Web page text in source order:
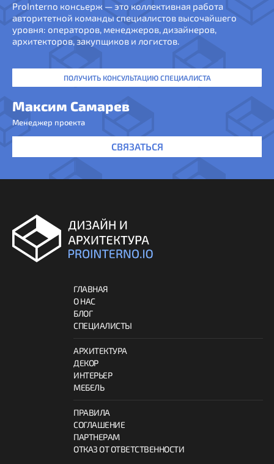
ProInterno консьерж — это коллективная работа
авторитетной команды специалистов высочайшего
уровня: операторов, менеджеров, дизайнеров,
архитекторов, закупщиков и логистов.
ПОЛУЧИТЬ КОНСУЛЬТАЦИЮ СПЕЦИАЛИСТА
Максим Самарев
Менеджер проекта
СВЯЗАТЬСЯ
ГЛАВНАЯ
О НАС
БЛОГ
СПЕЦИАЛИСТЫ
АРХИТЕКТУРА
ДЕКОР
ИНТЕРЬЕР
МЕБЕЛЬ
ПРАВИЛА
СОГЛАШЕНИЕ
ПАРТНЕРАМ
ОТКАЗ ОТ ОТВЕТСТВЕННОСТИ